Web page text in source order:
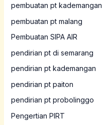
pembuatan pt kademangan
pembuatan pt malang
Pembuatan SIPA AIR
pendirian pt di semarang
pendirian pt kademangan
pendirian pt paiton
pendirian pt probolinggo
Pengertian PIRT